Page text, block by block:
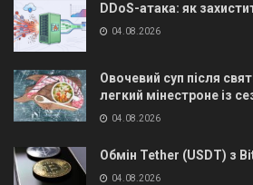
DDoS-атака: як
04.08.2026
Овочевий суп після
легкий мінестроне із
04.08.2026
Обмін Tether (USDT) з
04.08.2026